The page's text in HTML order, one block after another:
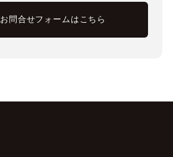
お問合せフォームはこちら